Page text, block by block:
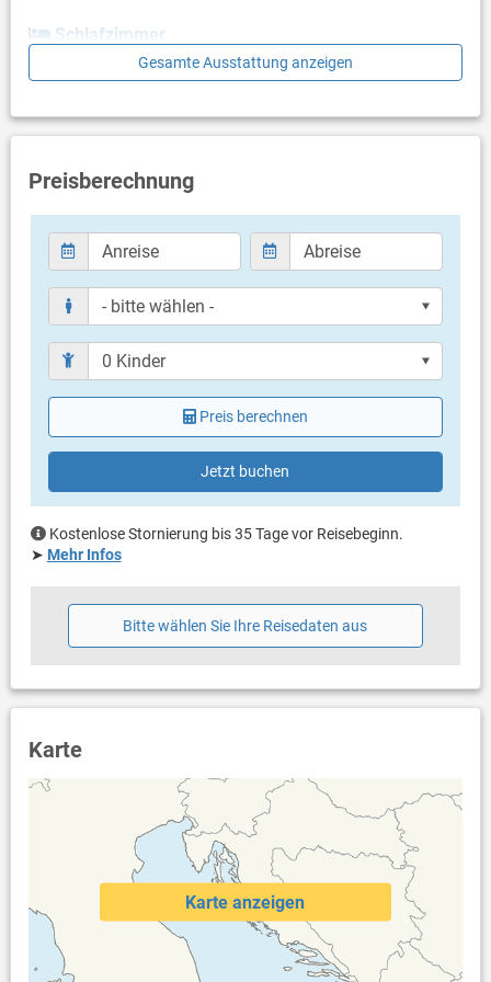
Schlafzimmer
Schlafzimmer mit Doppelbett
Bad mit WC, Dusche
Balkon & Terrasse
Weitere Informationen
Grill vorhanden
Privater Parkplatz auf dem Grundstück
Haustier erlaubt (kostenlos)
Klimaanlage im Preis inklusive
Bettwäsche vorhanden
Handtücher vorhanden
Gesamte Ausstattung anzeigen
Preisberechnung
Preis berechnen
Jetzt buchen
Kostenlose Stornierung bis 35 Tage vor Reisebeginn.
➤ Mehr Infos
Bitte wählen Sie Ihre Reisedaten aus
Karte
Karte anzeigen